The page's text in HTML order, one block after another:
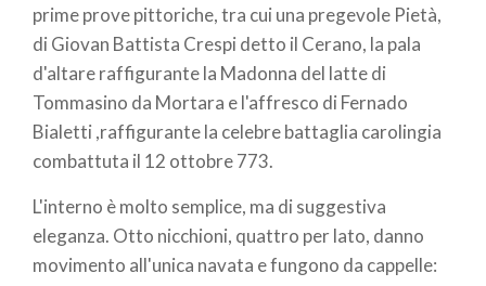
prime prove pittoriche, tra cui una pregevole Pietà,
di Giovan Battista Crespi detto il Cerano, la pala
d'altare raffigurante la Madonna del latte di
Tommasino da Mortara e l'affresco di Fernado
Bialetti ,raffigurante la celebre battaglia carolingia
combattuta il 12 ottobre 773.
L'interno è molto semplice, ma di suggestiva
eleganza. Otto nicchioni, quattro per lato, danno
movimento all'unica navata e fungono da cappelle: